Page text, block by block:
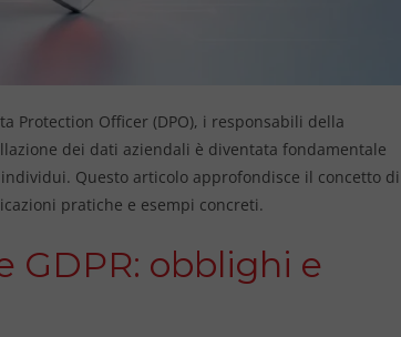
Protection Officer (DPO), i responsabili della
dei dati aziendali è diventata fondamentale
Questo articolo approfondisce il concetto di
pratiche e esempi concreti.
GDPR: obblighi e